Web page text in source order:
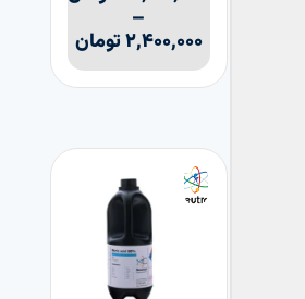
۲,۴۰۰,۰۰۰تومان